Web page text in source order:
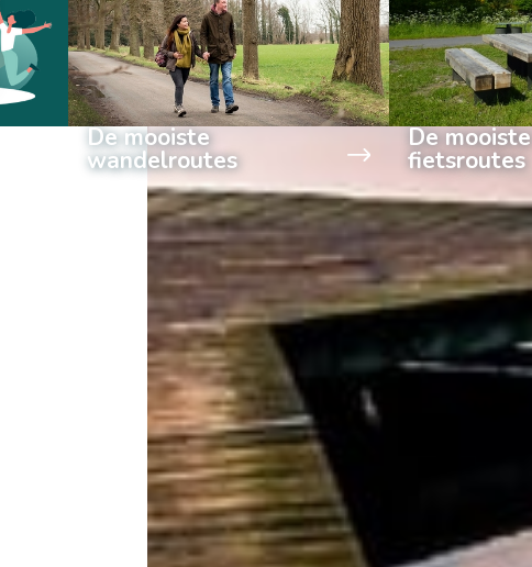
De mooiste
wandelroutes
De mooiste
fietsroutes